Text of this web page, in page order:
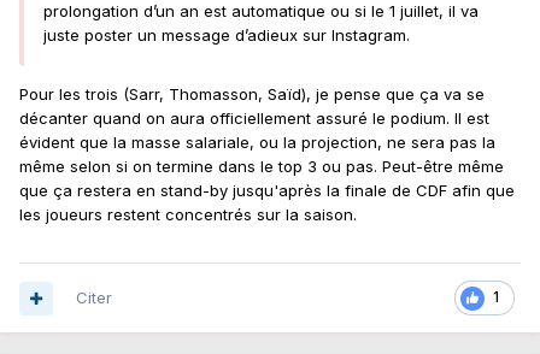
prolongation d’un an est automatique ou si le 1 juillet, il va
juste poster un message d’adieux sur Instagram.
Pour les trois (Sarr, Thomasson, Saïd), je pense que ça va se
décanter quand on aura officiellement assuré le podium. Il est
évident que la masse salariale, ou la projection, ne sera pas la
même selon si on termine dans le top 3 ou pas. Peut-être même
que ça restera en stand-by jusqu'après la finale de CDF afin que
les joueurs restent concentrés sur la saison.
1
Citer